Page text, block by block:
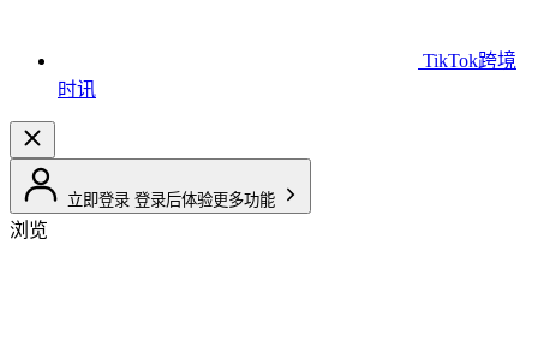
TikTok跨境
时讯
立即登录 登录后体验更多功能
浏览